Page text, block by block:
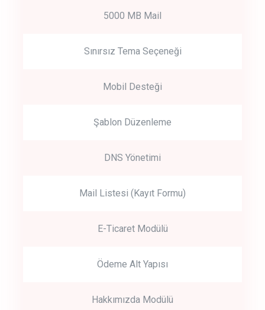
5000 MB Mail
Sınırsız Tema Seçeneği
Mobil Desteği
Şablon Düzenleme
DNS Yönetimi
Mail Listesi (Kayıt Formu)
E-Ticaret Modülü
Ödeme Alt Yapısı
Hakkımızda Modülü